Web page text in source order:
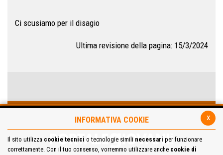
Ci scusiamo per il disagio
Ultima revisione della pagina: 15/3/2024
x
INFORMATIVA COOKIE
Il sito utilizza cookie tecnici o tecnologie simili necessari per funzionare
correttamente. Con il tuo consenso, vorremmo utilizzare anche cookie di